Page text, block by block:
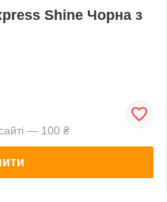
Shine Чорна з
— 100 ₴